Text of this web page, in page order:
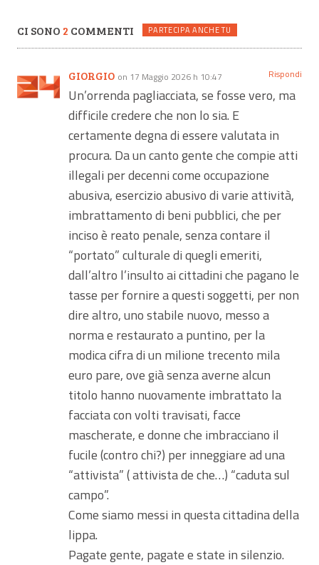
CI SONO 2 COMMENTI PARTECIPA ANCHE TU
GIORGIO on 17 Maggio 2026 h 10:47 Rispondi
Un’orrenda pagliacciata, se fosse vero, ma
difficile credere che non lo sia. E
certamente degna di essere valutata in
procura. Da un canto gente che compie atti
illegali per decenni come occupazione
abusiva, esercizio abusivo di varie attività,
imbrattamento di beni pubblici, che per
inciso è reato penale, senza contare il
“portato” culturale di quegli emeriti,
dall’altro l’insulto ai cittadini che pagano le
tasse per fornire a questi soggetti, per non
dire altro, uno stabile nuovo, messo a
norma e restaurato a puntino, per la
modica cifra di un milione trecento mila
euro pare, ove già senza averne alcun
titolo hanno nuovamente imbrattato la
facciata con volti travisati, facce
mascherate, e donne che imbracciano il
fucile (contro chi?) per inneggiare ad una
“attivista” ( attivista de che…) “caduta sul
campo”.
Come siamo messi in questa cittadina della
lippa.
Pagate gente, pagate e state in silenzio.